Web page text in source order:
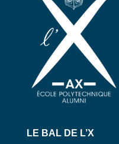
LE BAL DE L’X